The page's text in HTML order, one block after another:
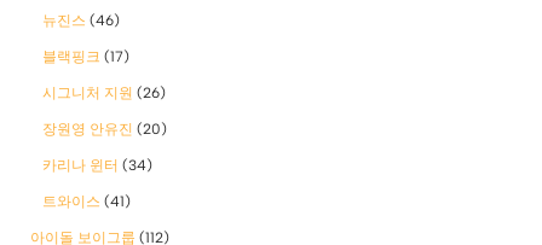
뉴진스 (46)
블랙핑크 (17)
시그니처 지원 (26)
장원영 안유진 (20)
카리나 윈터 (34)
트와이스 (41)
아이돌 보이그룹 (112)